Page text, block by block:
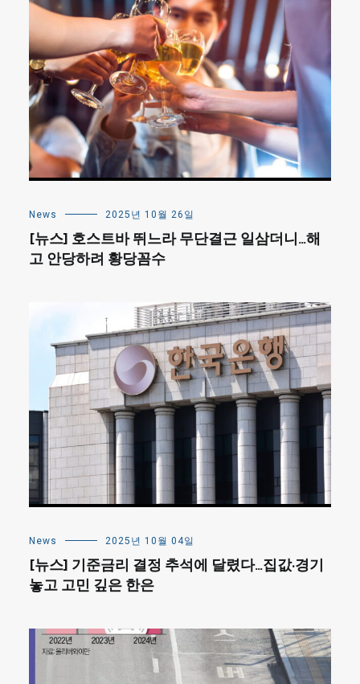
News 2025년 10월 26일
[뉴스] 호스트바 뛰느라 무단결근 일삼더니…해
고 안당하려 황당꼼수
News 2025년 10월 04일
[뉴스] 기준금리 결정 추석에 달렸다…집값·경기
놓고 고민 깊은 한은